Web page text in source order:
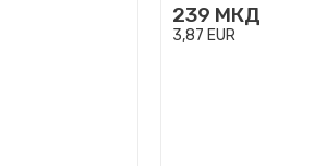
239 МКД
3,87 EUR